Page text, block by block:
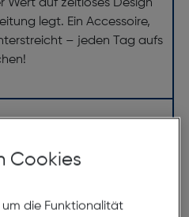
Wert auf zeitloses Design
legt. Ein Accessoire,
– jeden Tag aufs
Cookies
die Funktionalität